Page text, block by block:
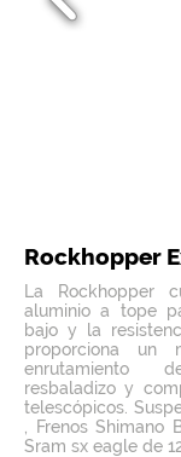
Rockhopper
La Rockhopper
aluminio a tope
bajo y la
proporciona un
enrutamiento
resbaladizo y
telescópicos.
, Frenos Shimano
Sram sx eagle de